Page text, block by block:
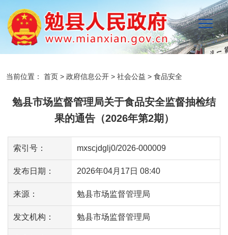
当前位置： 首页 > 政府信息公开 > 社会公益 > 食品安全
勉县市场监督管理局关于食品安全监督抽检结
果的通告（2026年第2期）
索引号： mxscjdglj0/2026-000009
发布日期： 2026年04月17日 08:40
来源： 勉县市场监督管理局
发文机构： 勉县市场监督管理局